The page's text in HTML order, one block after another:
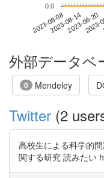
2023-08-082023-08-142023-08-20
0.0
外部データベ
0 Mendeley
Twitter (2
高校生による科学的
関する研究 読みたい